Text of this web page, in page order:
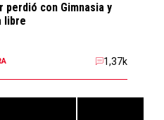
perdió con Gimnasia y
libre
1,37k